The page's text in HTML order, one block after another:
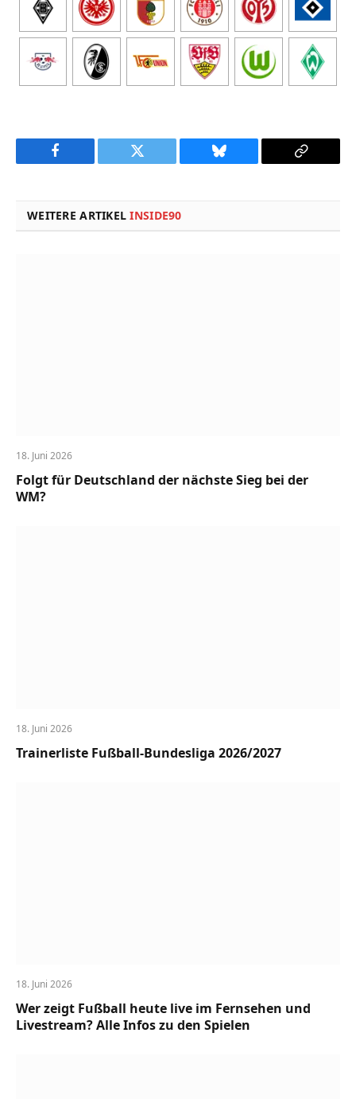
Facebook Twitter Bluesky
Copy
WEITERE ARTIKELINSIDE90
18. Juni 2026
Folgt für Deutschland der nächste Sieg bei der
WM?
18. Juni 2026
Trainerliste Fußball-Bundesliga 2026/2027
18. Juni 2026
Wer zeigt Fußball heute live im Fernsehen und
Livestream? Alle Infos zu den Spielen